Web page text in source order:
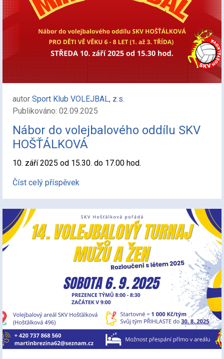
autor Sport Klub VOLEJBAL, z.s.
Publikováno: 02.09.2025
Nábor do volejbalového oddílu SKV
HOŠŤÁLKOVÁ
10. září 2025 od 15.30. do 17.00 hod.
Číst celý příspěvek